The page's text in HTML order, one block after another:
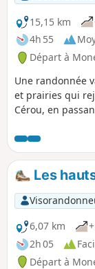
15,15 km
4h 55
Départ à
Une randonnée
et prairies qui
Cérou, en
depuis. Deux
patrimoine
plus beaux
Cérou avec ses
rouge.
Les
6,07 km
2h 05
Départ à